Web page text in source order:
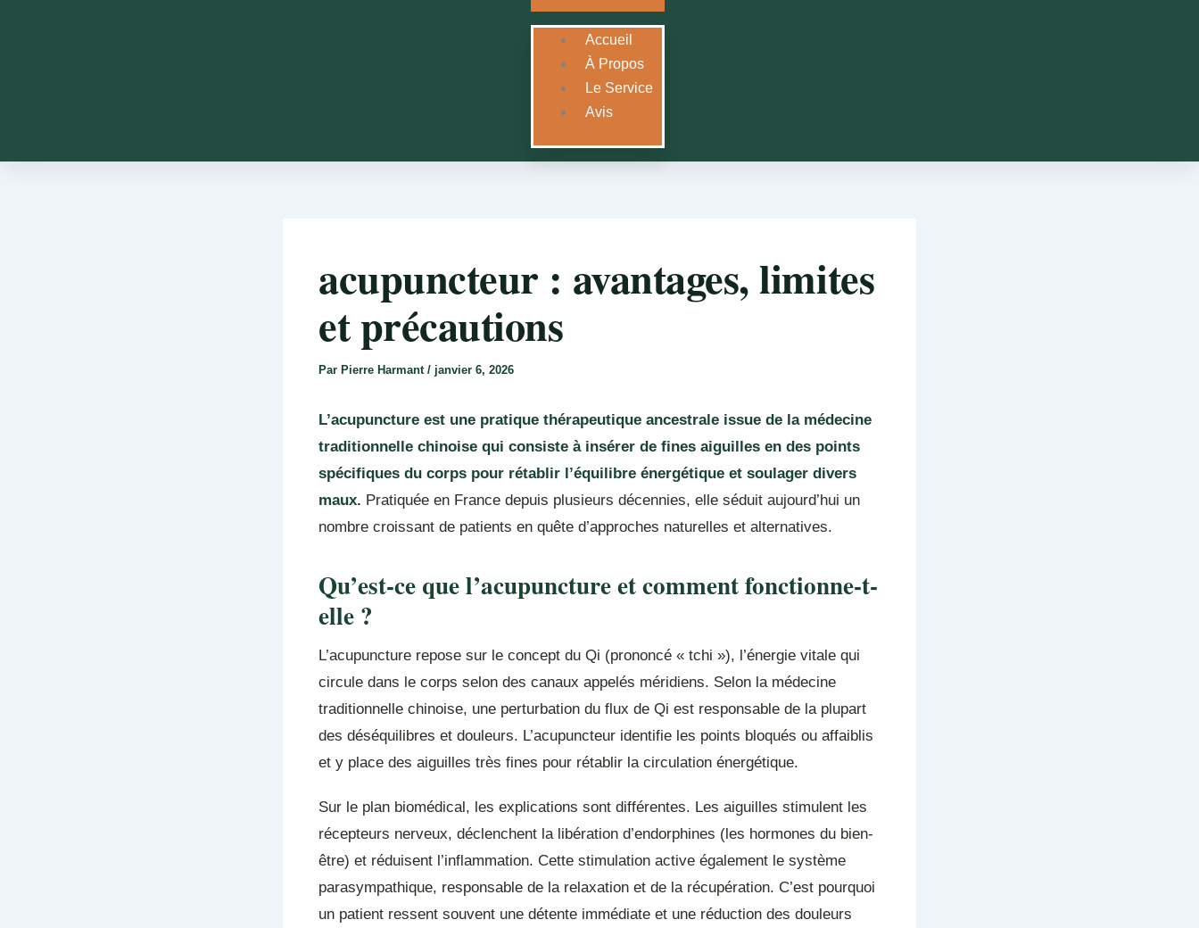
Accueil
À Propos
Le Service
Avis
acupuncteur : avantages, limites
et précautions
Par Pierre Harmant / janvier 6, 2026
L’acupuncture est une pratique thérapeutique ancestrale issue de la médecine
traditionnelle chinoise qui consiste à insérer de fines aiguilles en des points
spécifiques du corps pour rétablir l’équilibre énergétique et soulager divers
maux. Pratiquée en France depuis plusieurs décennies, elle séduit aujourd’hui un
nombre croissant de patients en quête d’approches naturelles et alternatives.
Qu’est-ce que l’acupuncture et comment fonctionne-t-
elle ?
L’acupuncture repose sur le concept du Qi (prononcé « tchi »), l’énergie vitale qui
circule dans le corps selon des canaux appelés méridiens. Selon la médecine
traditionnelle chinoise, une perturbation du flux de Qi est responsable de la plupart
des déséquilibres et douleurs. L’acupuncteur identifie les points bloqués ou affaiblis
et y place des aiguilles très fines pour rétablir la circulation énergétique.
Sur le plan biomédical, les explications sont différentes. Les aiguilles stimulent les
récepteurs nerveux, déclenchent la libération d’endorphines (les hormones du bien-
être) et réduisent l’inflammation. Cette stimulation active également le système
parasympathique, responsable de la relaxation et de la récupération. C’est pourquoi
un patient ressent souvent une détente immédiate et une réduction des douleurs